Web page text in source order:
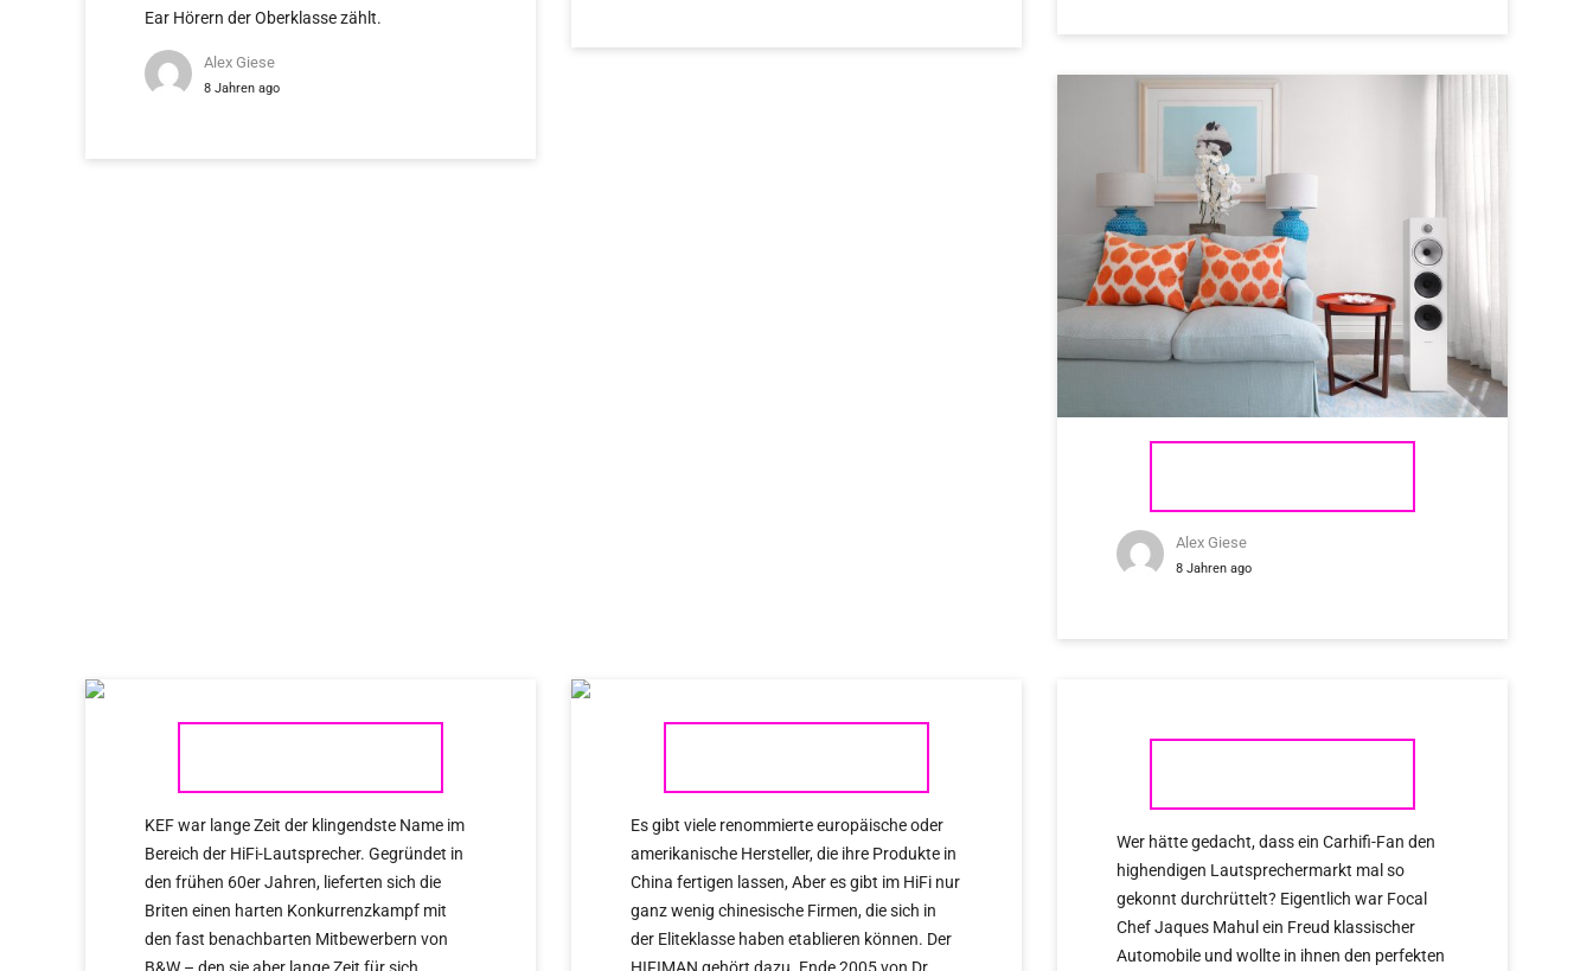
Ear Hörern der Oberklasse zählt.
Alex Giese
8 Jahren ago
Alex Giese
8 Jahren ago
KEF war lange Zeit der klingendste Name im
Bereich der HiFi-Lautsprecher. Gegründet in
den frühen 60er Jahren, lieferten sich die
Briten einen harten Konkurrenzkampf mit
den fast benachbarten Mitbewerbern von
B&W – den sie aber lange Zeit für sich
Es gibt viele renommierte europäische oder
amerikanische Hersteller, die ihre Produkte in
China fertigen lassen, Aber es gibt im HiFi nur
ganz wenig chinesische Firmen, die sich in
der Eliteklasse haben etablieren können. Der
HIFIMAN gehört dazu. Ende 2005 von Dr.
Wer hätte gedacht, dass ein Carhifi-Fan den
highendigen Lautsprechermarkt mal so
gekonnt durchrüttelt? Eigentlich war Focal
Chef Jaques Mahul ein Freud klassischer
Automobile und wollte in ihnen den perfekten